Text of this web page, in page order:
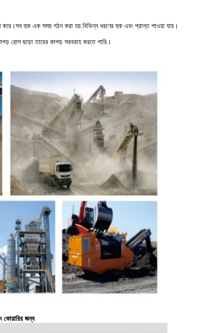
করে।সব হুক এক সময় গঠন করা হয়.বিভিন্ন ধরণের হুক এবং প্রান্ত পাওয়া যায়।
রোল ছাড়া তারের কাপড় সরবরাহ করতে পারি।
কোয়ারির জন্য